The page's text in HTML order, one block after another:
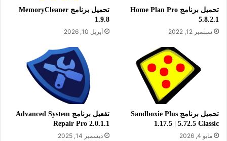
معلومات تقنية عن البرنامج:
العنوان: paint.net 5.1.12
اسم الملف:
paint.net.5.1.12.install.x64.zip
حجم الملف: 80.33 ميجابايت
الإصدار: 5.1.12
تحميل برنامج Home Plan Pro
5.8.2.1
سبتمبر 12, 2022
تحميل برنامج MemoryCleaner
1.9.8
أبريل 10, 2026
تحميل برنامج Sandboxie Plus
1.17.5 | 5.72.5 Classic
مايو 4, 2026
تفعيل برنامج Advanced System
Repair Pro 2.0.1.1
ديسمبر 14, 2025